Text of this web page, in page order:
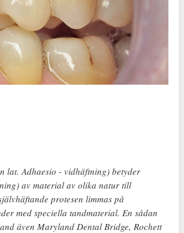
lat. Adhaesio - vidhäftning) betyder
av material av olika natur till
protesen limmas på
med speciella tandmaterial. En sådan
även Maryland Dental Bridge, Rochett